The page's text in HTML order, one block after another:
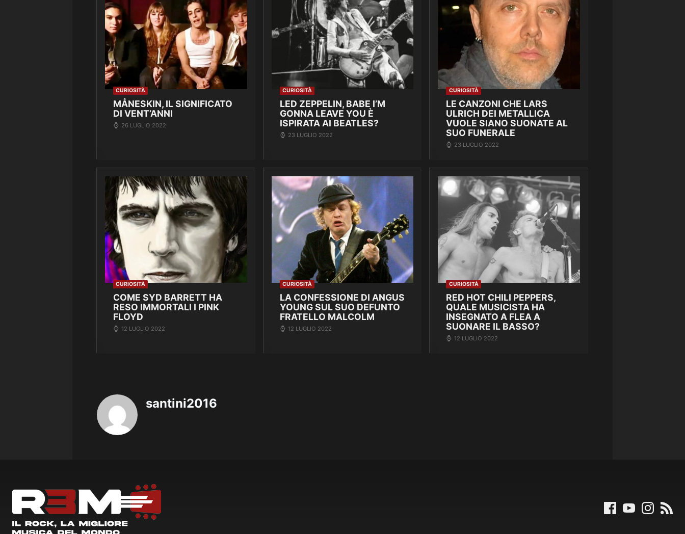
CURIOSITÀ
MÅNESKIN, IL SIGNIFICATO
DI VENT’ANNI
26 LUGLIO 2022
CURIOSITÀ
LED ZEPPELIN, BABE I’M
GONNA LEAVE YOU È
ISPIRATA AI BEATLES?
23 LUGLIO 2022
CURIOSITÀ
LE CANZONI CHE LARS
ULRICH DEI METALLICA
VUOLE SIANO SUONATE AL
SUO FUNERALE
23 LUGLIO 2022
CURIOSITÀ
COME SYD BARRETT HA
RESO IMMORTALI I PINK
FLOYD
12 LUGLIO 2022
CURIOSITÀ
LA CONFESSIONE DI ANGUS
YOUNG SUL SUO DEFUNTO
FRATELLO MALCOLM
12 LUGLIO 2022
CURIOSITÀ
RED HOT CHILI PEPPERS,
QUALE MUSICISTA HA
INSEGNATO A FLEA A
SUONARE IL BASSO?
12 LUGLIO 2022
santini2016